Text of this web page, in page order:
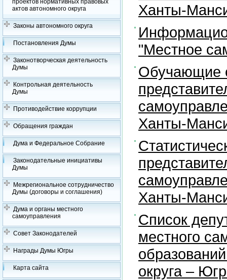
проектов нормативных правовых
актов автономного округа
Законы автономного округа
Постановления Думы
Законотворческая деятельность
Думы
Контрольная деятельность
Думы
Противодействие коррупции
Обращения граждан
Дума и Федеральное Собрание
Законодательные инициативы
Думы
Межрегиональное сотрудничество
Думы (договоры и соглашения)
Дума и органы местного
самоуправления
Совет Законодателей
Награды Думы Югры
Карта сайта
Ханты-
"Местное
Обучающие
Ханты-
Ханты-
Список
местного
округа –